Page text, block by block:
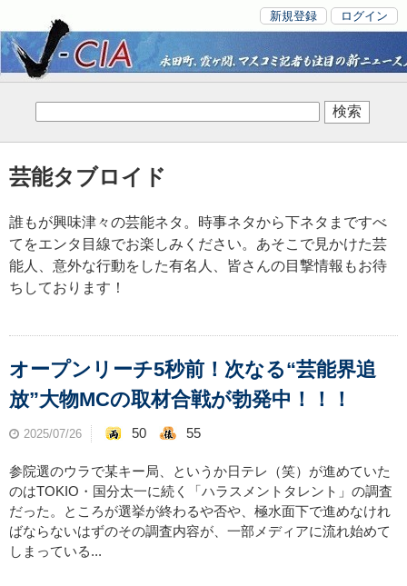
新規登録 ログイン
芸能タブロイド
誰もが興味津々の芸能ネタ。時事ネタから下ネタまですべ
てをエンタ目線でお楽しみください。あそこで見かけた芸
能人、意外な行動をした有名人、皆さんの目撃情報もお待
ちしております！
オープンリーチ5秒前！次なる“芸能界追
放”大物MCの取材合戦が勃発中！！！
2025/07/26 50 55
参院選のウラで某キー局、というか日テレ（笑）が進めていた
のはTOKIO・国分太一に続く「ハラスメントタレント」の調査
だった。ところが選挙が終わるや否や、極水面下で進めなけれ
ばならないはずのその調査内容が、一部メディアに流れ始めて
しまっている...